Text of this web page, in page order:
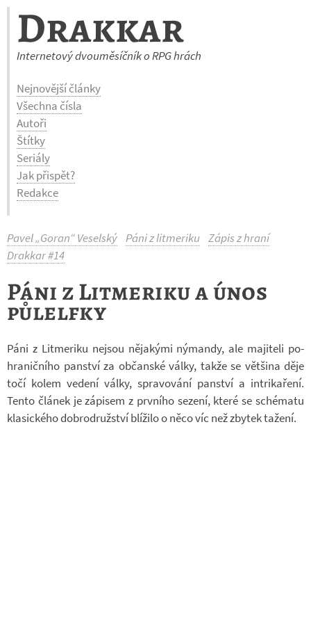
Drakkar
Internetový dvouměsíčník o RPG hrách
Nejnovější články
Všechna čísla
Autoři
Štítky
Seriály
Jak přispět?
Redakce
Pavel „Goran“ Veselský Páni z litmeriku Zápis z hraní
Drakkar #14
Páni z Litmeriku a únos
půlelfky
Páni z Lit­me­riku nejsou ně­ja­kými ný­mandy, ale ma­ji­teli po­
hra­nič­ního pan­ství za ob­čan­ské války, takže se vět­šina děje
točí kolem ve­dení války, spra­vo­vání pan­ství a in­tri­ka­ření.
Tento člá­nek je zá­pi­sem z prv­ního se­zení, které se sché­matu
kla­sic­kého dob­ro­druž­ství blí­žilo o něco víc než zby­tek ta­žení.